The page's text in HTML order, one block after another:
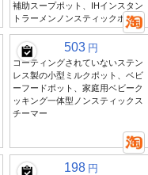
補助スープポット、IHインスタン
トラーメンノンスティックポット
503 円
コーティングされていないステン
レス製の小型ミルクポット、ベビ
ーフードポット、家庭用ベビーク
ッキング一体型ノンスティックス
チーマー
198 円